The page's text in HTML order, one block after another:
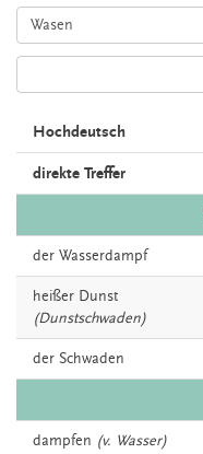
Hochdeutsch
direkte Treffer
der Wasserdampf
heißer Dunst
(Dunstschwaden)
der Schwaden
dampfen (v. Wasser)